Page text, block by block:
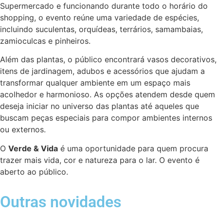
Supermercado e funcionando durante todo o horário do
shopping, o evento reúne uma variedade de espécies,
incluindo suculentas, orquídeas, terrários, samambaias,
zamioculcas e pinheiros.
Além das plantas, o público encontrará vasos decorativos,
itens de jardinagem, adubos e acessórios que ajudam a
transformar qualquer ambiente em um espaço mais
acolhedor e harmonioso. As opções atendem desde quem
deseja iniciar no universo das plantas até aqueles que
buscam peças especiais para compor ambientes internos
ou externos.
O Verde & Vida é uma oportunidade para quem procura
trazer mais vida, cor e natureza para o lar. O evento é
aberto ao público.
Outras novidades